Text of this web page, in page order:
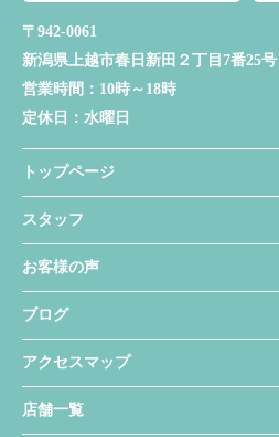
〒942-0061
新潟県上越市春日新田２丁目7番25号
営業時間： 10時～18時
定休日： 水曜日
トップページ
スタッフ
お客様の声
ブログ
アクセスマップ
店舗一覧